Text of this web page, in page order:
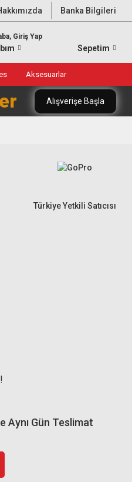
Banka Bilgileri
Giriş Yap
Sepetim
Aksesuarlar
Alışverişe Başla
Türkiye Yetkili Satıcısı
Aynı Gün Teslimat